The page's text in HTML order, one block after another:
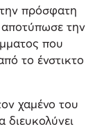
πρόσφατη
αποτύπωσε την
που
το ένστικτο
χαμένο του
διευκολύνει